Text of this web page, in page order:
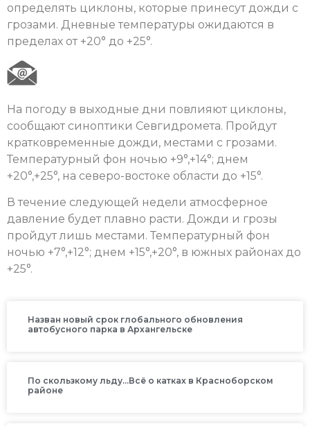
определять циклоны, которые принесут дожди с
грозами. Дневные температуры ожидаются в
пределах от +20° до +25°.
На погоду в выходные дни повлияют циклоны,
сообщают синоптики Севгидромета. Пройдут
кратковременные дожди, местами с грозами.
Температурный фон ночью +9°,+14°; днем
+20°,+25°, на северо-востоке области до +15°.
В течение следующей недели атмосферное
давление будет плавно расти. Дожди и грозы
пройдут лишь местами. Температурный фон
ночью +7°,+12°; днем +15°,+20°, в южных районах до
+25°.
Назван новый срок глобального обновления
автобусного парка в Архангельске
По скользкому льду…Всё о катках в Красноборском
районе